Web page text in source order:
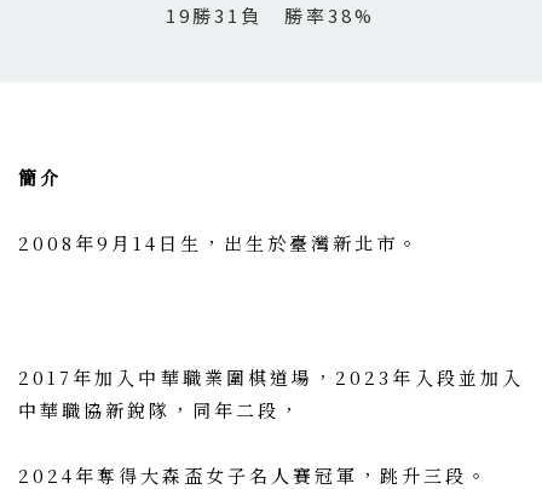
19勝31負 勝率38%
簡介
2008年9月14日生，出生於臺灣新北市。
2017年加入中華職業圍棋道場，2023年入段並加入
中華職協新銳隊，同年二段，
2024年奪得大森盃女子名人賽冠軍，跳升三段。